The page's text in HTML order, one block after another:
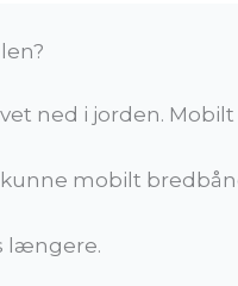
ned i jorden.
mobilt
længere.